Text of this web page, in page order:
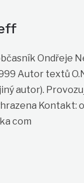
Ondřeje
Autor textů
autor).
Kontakt:
com